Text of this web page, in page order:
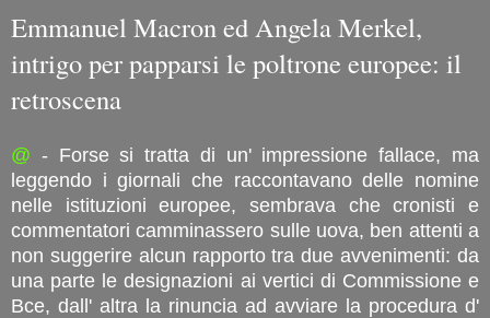
Emmanuel Macron ed Angela Merkel,
intrigo per papparsi le poltrone europee: il
retroscena
@ - Forse si tratta di un' impressione fallace, ma
leggendo i giornali che raccontavano delle nomine
nelle istituzioni europee, sembrava che cronisti e
commentatori camminassero sulle uova, ben attenti a
non suggerire alcun rapporto tra due avvenimenti: da
una parte le designazioni ai vertici di Commissione e
Bce, dall' altra la rinuncia ad avviare la procedura d'